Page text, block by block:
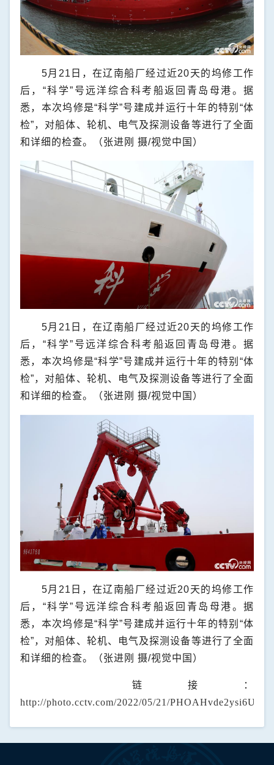
5月21日，在辽南船厂经过近20天的坞修工作
后，“科学”号远洋综合科考船返回青岛母港。据
悉，本次坞修是“科学”号建成并运行十年的特别“体
检”，对船体、轮机、电气及探测设备等进行了全面
和详细的检查。（张进刚 摄/视觉中国）
5月21日，在辽南船厂经过近20天的坞修工作
后，“科学”号远洋综合科考船返回青岛母港。据
悉，本次坞修是“科学”号建成并运行十年的特别“体
检”，对船体、轮机、电气及探测设备等进行了全面
和详细的检查。（张进刚 摄/视觉中国）
5月21日，在辽南船厂经过近20天的坞修工作
后，“科学”号远洋综合科考船返回青岛母港。据
悉，本次坞修是“科学”号建成并运行十年的特别“体
检”，对船体、轮机、电气及探测设备等进行了全面
和详细的检查。（张进刚 摄/视觉中国）
链接：
http://photo.cctv.com/2022/05/21/